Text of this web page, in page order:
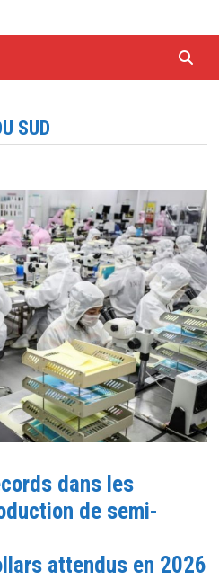
SUD
dans les
de semi-
attendus en 2026